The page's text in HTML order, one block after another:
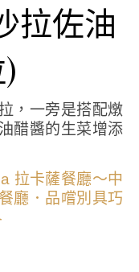
拉佐油
，一旁是搭配燉
醋醬的生菜增添